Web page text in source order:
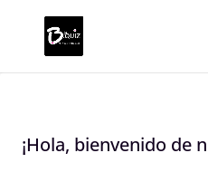
¡Hola, bienvenido de